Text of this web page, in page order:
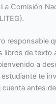
La Comisión
responsable
libros de texto
a
te
antes